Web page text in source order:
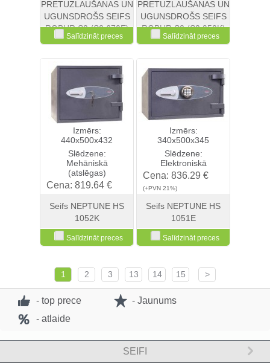
PRETUZLAUŠANAS UN
UGUNSDROŠS SEIFS
ROBUR S2 (S2 670E)
Skatīt Pirkt
Salīdzināt preces
PRETUZLAUŠANAS UN
UGUNSDROŠS SEIFS
ROBUR S2 (S2 950K)
Skatīt Pirkt
Salīdzināt preces
Izmērs:
440x500x432
Slēdzene:
Mehāniskā
(atslēgas)
Cena: 819.64 €
Seifs NEPTUNE HS
1052K
Salīdzināt preces
Izmērs:
340x500x345
Slēdzene:
Elektroniskā
Cena: 836.29 €
(+PVN 21%)
Seifs NEPTUNE HS
1051E
Salīdzināt preces
1 2 3 13 14 15 >
- top prece
- Jaunums
- atlaide
SEIFI